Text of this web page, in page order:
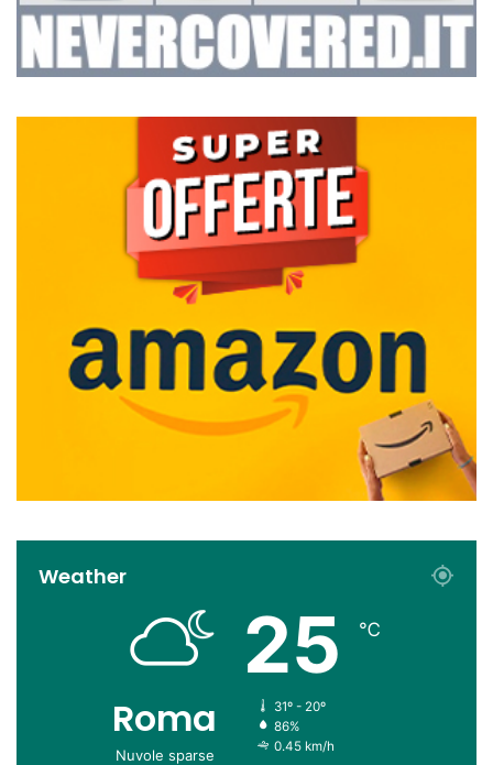
Weather
Roma
Nuvole sparse
25 ℃
31º - 20º
86%
0.45 km/h